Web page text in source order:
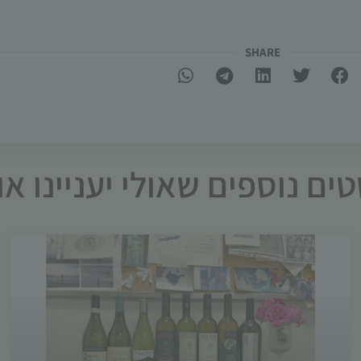
SHARE​
נוספים שאולי יעניינו